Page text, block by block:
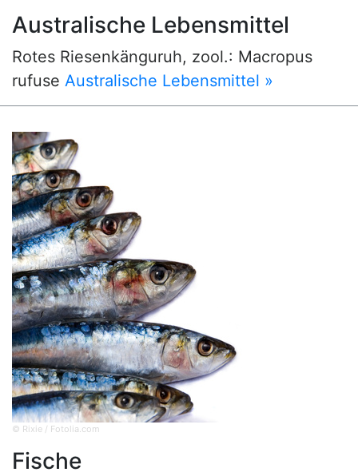
Australische Lebensmittel
Rotes Riesenkänguruh, zool.: Macropus
rufuse Australische Lebensmittel »
© Rixie / Fotolia.com
Fische